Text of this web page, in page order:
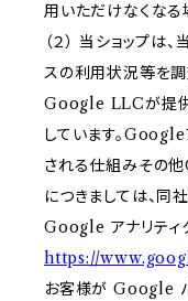
用いただけなくなる
（２） 当ショップは
スの利用状況等を調
Google LLCが提供
しています。
される仕組みその
につきましては、同
Google アナリティ
https://
お客様が Google